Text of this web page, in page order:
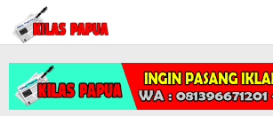
Lewati
konten